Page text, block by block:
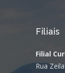
Filiais
Filial
Rua